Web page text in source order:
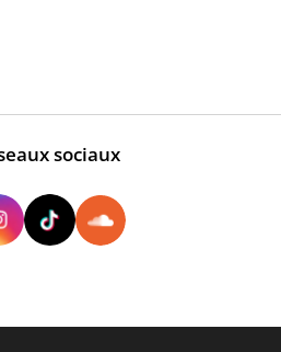
sociaux
YoutubeInstagram